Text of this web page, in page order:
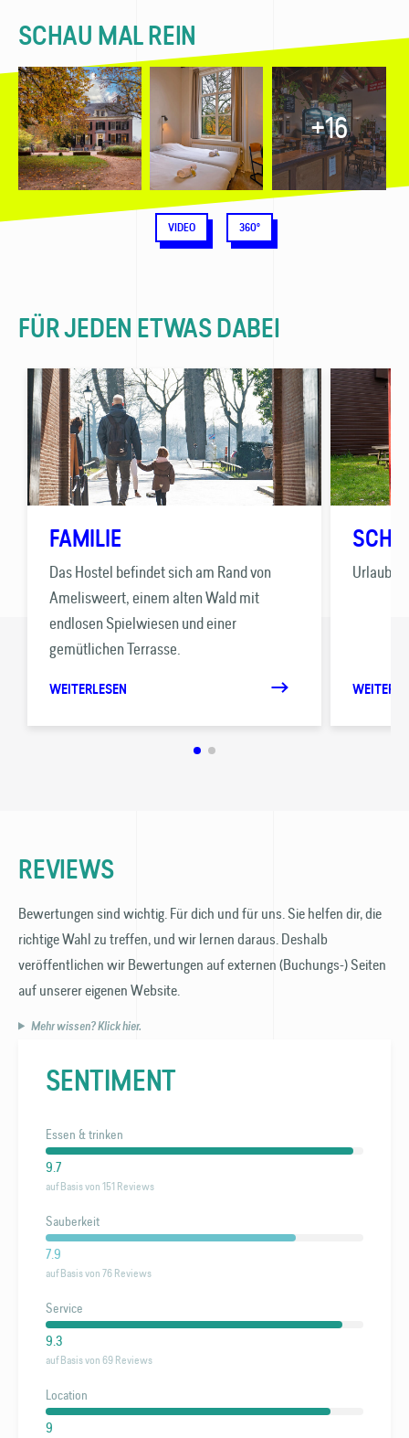
SCHAU MAL REIN
+16
VIDEO 360°
FÜR JEDEN ETWAS DABEI
FAMILIE
Das Hostel befindet sich am Rand von
Amelisweert, einem alten Wald mit
endlosen Spielwiesen und einer
gemütlichen Terrasse.
WEITERLESEN
Urlaub
REVIEWS
Bewertungen sind wichtig. Für dich und für uns. Sie helfen dir, die
richtige Wahl zu treffen, und wir lernen daraus. Deshalb
veröffentlichen wir Bewertungen auf externen (Buchungs-) Seiten
auf unserer eigenen Website.
Mehr wissen? Klick hier.
SENTIMENT
Essen & trinken
9.7
auf Basis von 151 Reviews
Sauberkeit
7.9
auf Basis von 76 Reviews
Service
9.3
auf Basis von 69 Reviews
Location
9